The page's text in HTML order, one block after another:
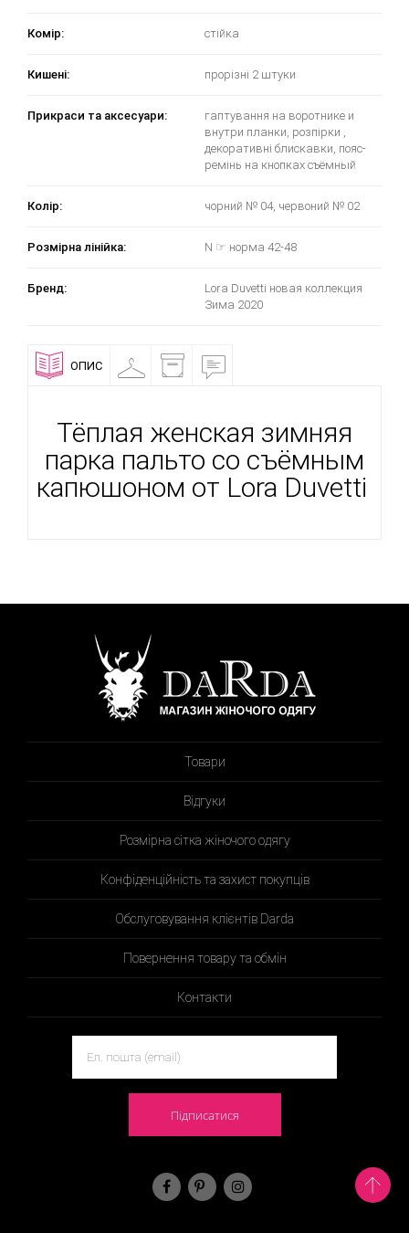
Комір: стійка
Кишені: прорізні 2 штуки
Прикраси та аксесуари:
гаптування на воротнике и
внутри планки, розпірки ,
декоративні блискавки, пояс-
ремінь на кнопках съёмный
Колір: чорний № 04, червоний № 02
Розмірна лінійка: N ☞ норма 42-48
Бренд:
Lora Duvetti новая коллекция
Зима 2020
ОПИС ПРИМІРОЧНАДОСТАВКА
Тёплая женская зимняя
парка пальто со съёмным
капюшоном от Lora Duvetti
Товари
Відгуки
Розмірна сітка жіночого одягу
Конфіденційність та захист покупців
Обслуговування клієнтів Darda
Повернення товару та обмін
Контакти
Підписатися